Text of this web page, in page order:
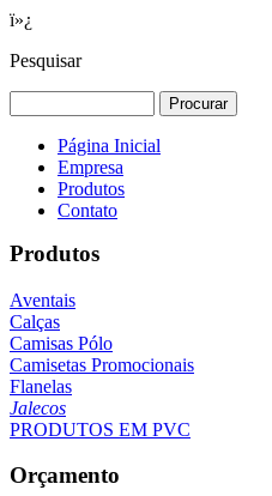
ï»¿
Pesquisar
Página Inicial
Empresa
Produtos
Contato
Produtos
Aventais
Calças
Camisas Pólo
Camisetas Promocionais
Flanelas
Jalecos
PRODUTOS EM PVC
Orçamento